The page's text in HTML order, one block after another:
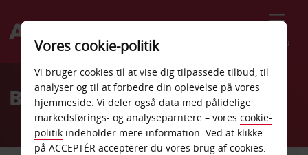
Menu
Welcome
AvisBilleje Geesthacht
Vores cookie-politik
Vi bruger cookies til at vise dig tilpassede tilbud, til
analyser og til at forbedre din oplevelse på vores
hjemmeside. Vi deler også data med pålidelige
markedsførings- og analyseparntere – vores cookie-
politik indeholder mere information. Ved at klikke
på ACCEPTÉR accepterer du vores brug af cookies.